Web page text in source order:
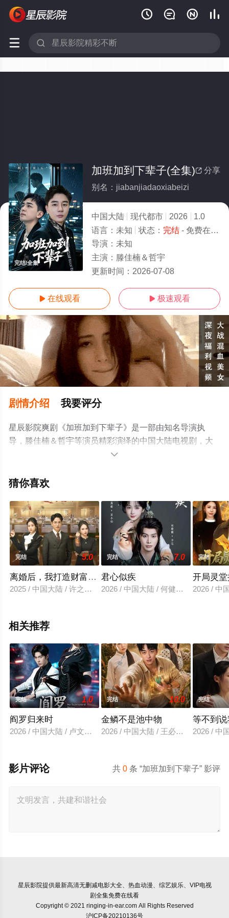
   
 
完结/全集
 分享
加班加到下辈子(全集)
别名：jiabanjiadaoxiabeizi
中国大陆 现代都市 2026
1.0
语言： 未知 状态： 完结- 免费在线观看
导演： 未知
主演： 滕佳楠＆哲宇
更新时间： 2026-07-08
 在线观看  极速观看
剧情介绍 我要评分
星辰影院爽剧《加班加到下辈子》是一部由知名导演执
导，滕佳楠＆哲宇等演员精彩演绎的中国大陆电视剧，大
结局剧情已揭晓（完结），手机免费观看高清未删减完整
瓣电视剧、电视猫或剧情网等平台了解。

猜你喜欢
完结 5.0
离婚后，我打造财富帝国
2025 / 中国大陆 / 许之糯＆尹月
完结 7.0
君心似疾
2026 / 中国大陆 / 何健麒＆汪海敏
完结
开局灵
2026 / 中
相关推荐
完结 1.0
阎罗归来时
2026 / 中国大陆 / 卢文洁＆谢伊博
完结 10.0
金鳞不是池中物
2026 / 中国大陆 / 王必可＆许幻幻
完结
等不到
2026 / 中
共0 条 “加班加到下辈子” 影评
影片评论
星辰影院提供最新高清无删减电影大全、热血动漫、综艺娱乐、VIP电视
剧全集免费在线看
Copyright © 2021 ringing-in-ear.com All Rights Reserved
沪ICP备20210136号